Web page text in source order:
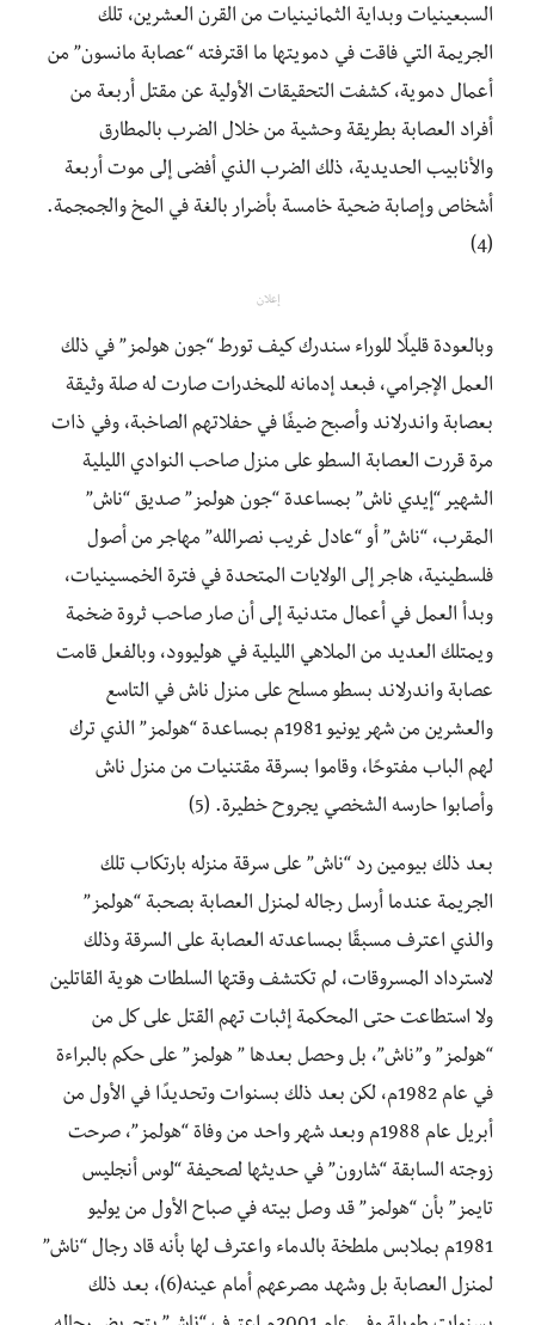
السبعينيات وبداية الثمانينيات من القرن العشرين، تلك
الجريمة التي فاقت في دمويتها ما اقترفته “عصابة مانسون” من
أعمال دموية، كشفت التحقيقات الأولية عن مقتل أربعة من
أفراد العصابة بطريقة وحشية من خلال الضرب بالمطارق
والأنابيب الحديدية، ذلك الضرب الذي أفضى إلى موت أربعة
أشخاص وإصابة ضحية خامسة بأضرار بالغة في المخ والجمجمة.
(4)
إعلان
وبالعودة قليلًا للوراء سندرك كيف تورط “جون هولمز” في ذلك
العمل الإجرامي، فبعد إدمانه للمخدرات صارت له صلة وثيقة
بعصابة واندرلاند وأصبح ضيفًا في حفلاتهم الصاخبة، وفي ذات
مرة قررت العصابة السطو على منزل صاحب النوادي الليلية
الشهير “إيدي ناش” بمساعدة “جون هولمز” صديق “ناش”
المقرب، “ناش” أو “عادل غريب نصرالله” مهاجر من أصول
فلسطينية، هاجر إلى الولايات المتحدة في فترة الخمسينيات،
وبدأ العمل في أعمال متدنية إلى أن صار صاحب ثروة ضخمة
ويمتلك العديد من الملاهي الليلية في هوليوود، وبالفعل قامت
عصابة واندرلاند بسطو مسلح على منزل ناش في التاسع
والعشرين من شهر يونيو 1981م بمساعدة “هولمز” الذي ترك
لهم الباب مفتوحًا، وقاموا بسرقة مقتنيات من منزل ناش
وأصابوا حارسه الشخصي يجروح خطيرة. (5)
بعد ذلك بيومين رد “ناش” على سرقة منزله بارتكاب تلك
الجريمة عندما أرسل رجاله لمنزل العصابة بصحبة “هولمز”
والذي اعترف مسبقًا بمساعدته العصابة على السرقة وذلك
لاسترداد المسروقات، لم تكتشف وقتها السلطات هوية القاتلين
ولا استطاعت حتى المحكمة إثبات تهم القتل على كل من
“هولمز” و”ناش”، بل وحصل بعدها ” هولمز” على حكم بالبراءة
في عام 1982م، لكن بعد ذلك بسنوات وتحديدًا في الأول من
أبريل عام 1988م وبعد شهر واحد من وفاة “هولمز”، صرحت
زوجته السابقة “شارون” في حديثها لصحيفة “لوس أنجليس
تايمز” بأن “هولمز” قد وصل بيته في صباح الأول من يوليو
1981م بملابس ملطخة بالدماء واعترف لها بأنه قاد رجال “ناش”
لمنزل العصابة بل وشهد مصرعهم أمام عينه(6)، بعد ذلك